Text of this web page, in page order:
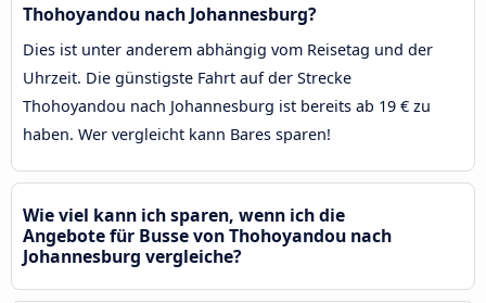
Thohoyandou nach Johannesburg?
Dies ist unter anderem abhängig vom Reisetag und der
Uhrzeit. Die günstigste Fahrt auf der Strecke
Thohoyandou nach Johannesburg ist bereits ab 19 € zu
haben. Wer vergleicht kann Bares sparen!
Wie viel kann ich sparen, wenn ich die
Angebote für Busse von Thohoyandou nach
Johannesburg vergleiche?